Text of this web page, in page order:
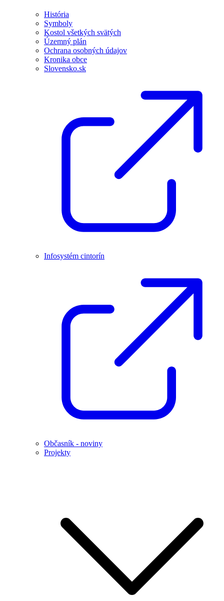
História
Symboly
Kostol všetkých svätých
Územný plán
Ochrana osobných údajov
Kronika obce
Slovensko.sk
Infosystém cintorín
Občasník - noviny
Projekty